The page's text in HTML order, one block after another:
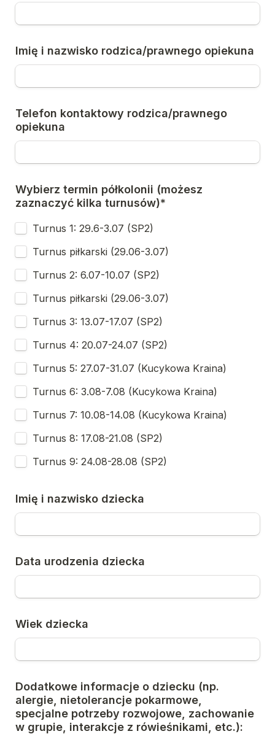
Imię i nazwisko rodzica/prawnego opiekuna
Telefon kontaktowy rodzica/prawnego
opiekuna
Wybierz termin półkolonii (możesz
zaznaczyć kilka turnusów)*
Turnus 1: 29.6-3.07 (SP2)
Turnus piłkarski (29.06-3.07)
Turnus 2: 6.07-10.07 (SP2)
Turnus piłkarski (29.06-3.07)
Turnus 3: 13.07-17.07 (SP2)
Turnus 4: 20.07-24.07 (SP2)
Turnus 5: 27.07-31.07 (Kucykowa Kraina)
Turnus 6: 3.08-7.08 (Kucykowa Kraina)
Turnus 7: 10.08-14.08 (Kucykowa Kraina)
Turnus 8: 17.08-21.08 (SP2)
Turnus 9: 24.08-28.08 (SP2)
Imię i nazwisko dziecka
Data urodzenia dziecka
Wiek dziecka
Dodatkowe informacje o dziecku (np.
alergie, nietolerancje pokarmowe,
specjalne potrzeby rozwojowe, zachowanie
w grupie, interakcje z rówieśnikami, etc.):